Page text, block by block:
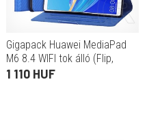
Gigapack Huawei MediaPad
M6 8.4 WIFI tok álló (Flip,
oldalra nyíló, karbon minta)
1 110 HUF